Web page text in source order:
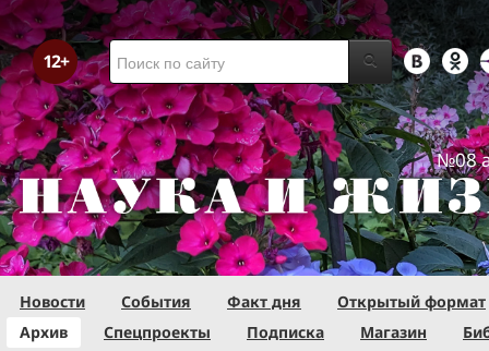
№08
Новости События Факт дня
Открытый формат
Архив
Спецпроекты Подписка Магазин